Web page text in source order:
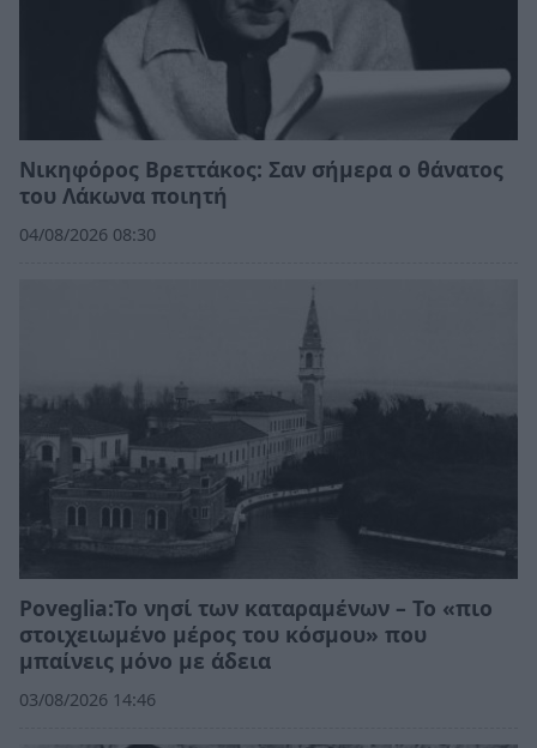
Νικηφόρος Βρεττάκος: Σαν σήμερα ο θάνατος
του Λάκωνα ποιητή
04/08/2026 08:30
Poveglia:Το νησί των καταραμένων – Το «πιο
στοιχειωμένο μέρος του κόσμου» που
μπαίνεις μόνο με άδεια
03/08/2026 14:46